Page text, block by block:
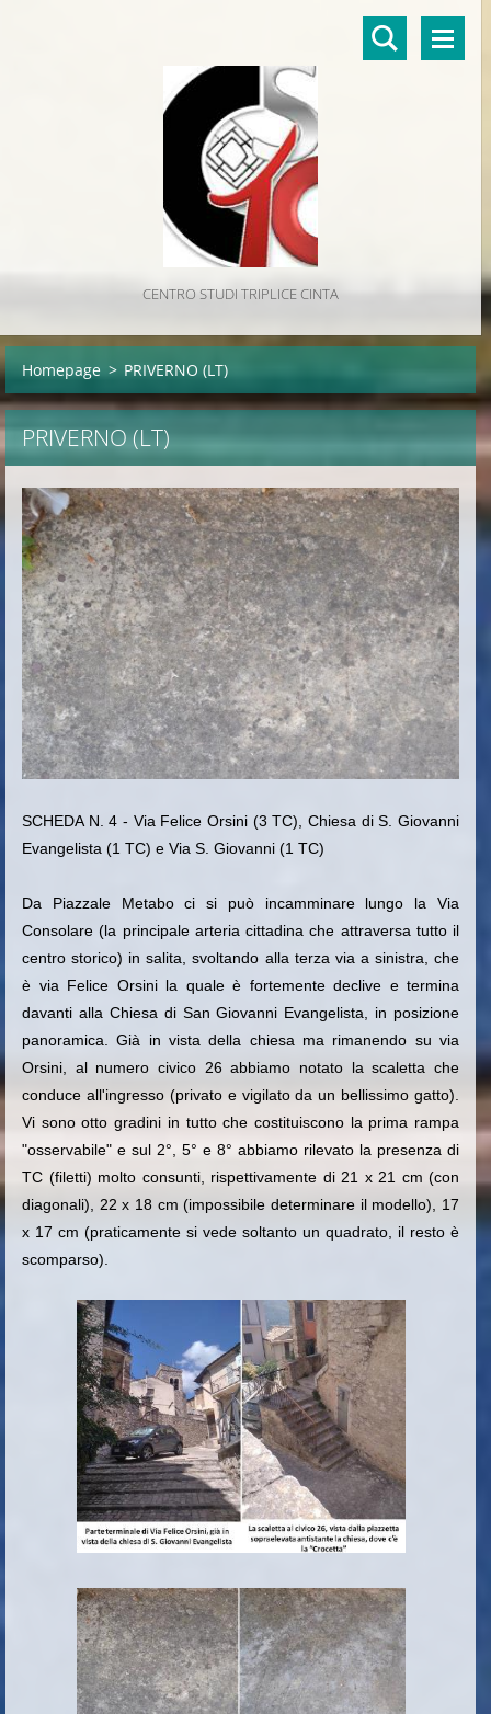
CENTRO STUDI TRIPLICE CINTA
Homepage > PRIVERNO (LT)
PRIVERNO (LT)
SCHEDA N. 4 - Via Felice Orsini (3 TC), Chiesa di S. Giovanni
Evangelista (1 TC) e Via S. Giovanni (1 TC)
Da Piazzale Metabo ci si può incamminare lungo la Via
Consolare (la principale arteria cittadina che attraversa tutto il
centro storico) in salita, svoltando alla terza via a sinistra, che
è via Felice Orsini la quale è fortemente declive e termina
davanti alla Chiesa di San Giovanni Evangelista, in posizione
panoramica. Già in vista della chiesa ma rimanendo su via
Orsini, al numero civico 26 abbiamo notato la scaletta che
conduce all'ingresso (privato e vigilato da un bellissimo gatto).
Vi sono otto gradini in tutto che costituiscono la prima rampa
"osservabile" e sul 2°, 5° e 8° abbiamo rilevato la presenza di
TC (filetti) molto consunti, rispettivamente di 21 x 21 cm (con
diagonali), 22 x 18 cm (impossibile determinare il modello), 17
x 17 cm (praticamente si vede soltanto un quadrato, il resto è
scomparso).